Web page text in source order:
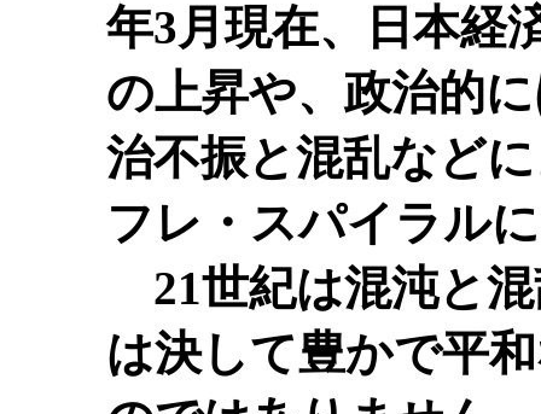
年3月現在、日本経
の上昇や、政治的
治不振と混乱など
フレ・スパイラル
21世紀は混沌と
は決して豊かで平